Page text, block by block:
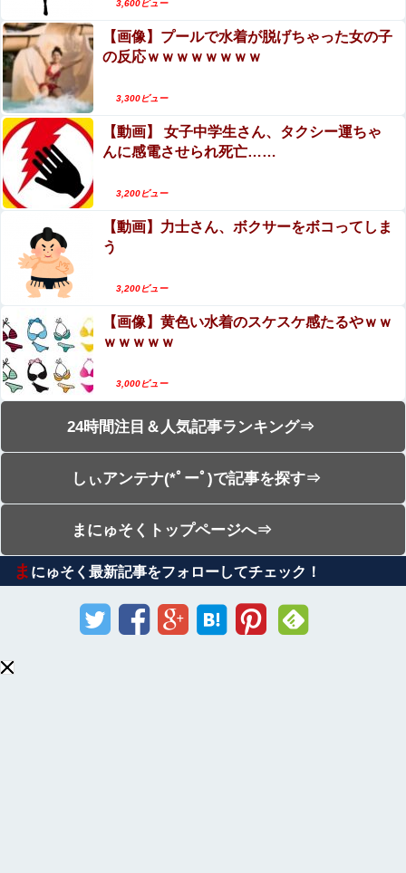
3,600ビュー
【画像】プールで水着が脱げちゃった女の子
の反応ｗｗｗｗｗｗｗｗ
3,300ビュー
【動画】 女子中学生さん、タクシー運ちゃ
んに感電させられ死亡……
3,200ビュー
【動画】力士さん、ボクサーをボコってしま
う
3,200ビュー
【画像】黄色い水着のスケスケ感たるやｗｗ
ｗｗｗｗｗ
3,000ビュー
24時間注目＆人気記事ランキング⇒
しぃアンテナ(*ﾟーﾟ)で記事を探す⇒
まにゅそくトップページへ⇒
ま にゅそく最新記事をフォローしてチェック！